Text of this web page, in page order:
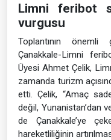
Limni feribot
vurgusu
Toplantının
Çanakkale-Limni
Üyesi Ahmet Çelik,
zamanda turizm
etti. Çelik, “Amaç
değil, Yunanistan’dan
de Çanakkale’ye
hareketliliğinin